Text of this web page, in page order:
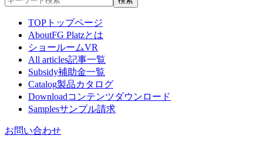
TOP トップページ
AboutFG Platzとは
ショールームVR
All articles記事一覧
Subsidy補助金一覧
Catalog製品カタログ
Downloadコンテンツダウンロード
Samplesサンプル請求
お問い合わせ